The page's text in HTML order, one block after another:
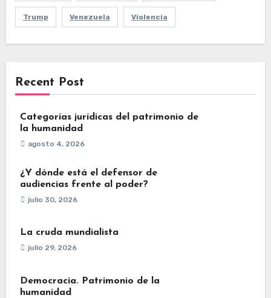
Trump Venezuela Violencia
Recent Post
Categorías jurídicas del patrimonio de
la humanidad
agosto 4, 2026
¿Y dónde está el defensor de
audiencias frente al poder?
julio 30, 2026
La cruda mundialista
julio 29, 2026
Democracia. Patrimonio de la
humanidad